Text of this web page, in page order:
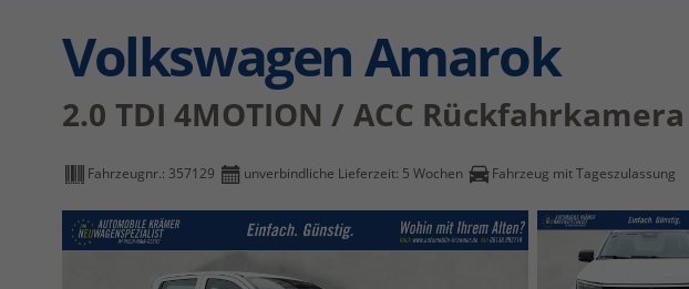
Volkswagen Amarok
2.0 TDI 4MOTION / ACC Rückfahrkamera
Fahrzeugnr.: 357129 unverbindliche Lieferzeit: 5 Wochen Fahrzeug mit Tageszulassung